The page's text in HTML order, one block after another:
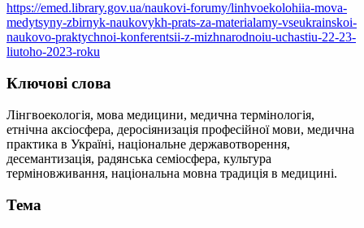
https://emed.library.gov.ua/naukovi-forumy/linhvoekolohiia-mova-
medytsyny-zbirnyk-naukovykh-prats-za-materialamy-vseukrainskoi-
naukovo-praktychnoi-konferentsii-z-mizhnarodnoiu-uchastiu-22-23-
liutoho-2023-roku
Ключові слова
Лінгвоекологія, мова медицини, медична термінологія,
етнічна аксіосфера, деросіянизація професійної мови, медична
практика в Україні, національне державотворення,
десемантизація, радянська семіосфера, культура
терміновживання, національна мовна традиція в медицині.
Тема